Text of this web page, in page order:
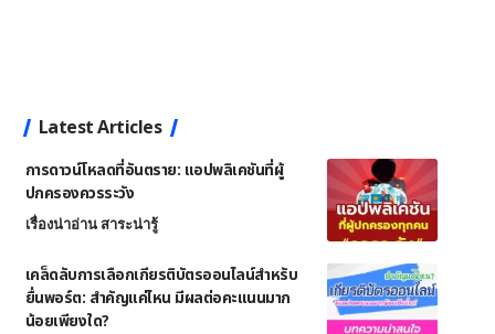
Latest Articles
การดาวน์โหลดที่อันตราย: แอปพลิเคชันที่ผู้
ปกครองควรระวัง
เรื่องน่าอ่าน สาระน่ารู้
เคล็ดลับการเลือกเกียรติบัตรออนไลน์สำหรับ
ยื่นพอร์ต: สำคัญแค่ไหน มีผลต่อคะแนนมาก
น้อยเพียงใด?